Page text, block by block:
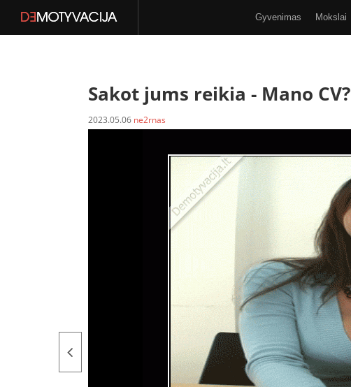
Gyvenimas Mokslai
Sakot jums reikia - Mano CV?
2023.05.06 ne2rnas